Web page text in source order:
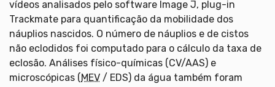
vídeos analisados pelo software Image J, plug-in
Trackmate para quantificação da mobilidade dos
náuplios nascidos. O número de náuplios e de cistos
não eclodidos foi computado para o cálculo da taxa de
eclosão. Análises físico-químicas (CV/AAS) e
microscópicas (MEV / EDS) da água também foram